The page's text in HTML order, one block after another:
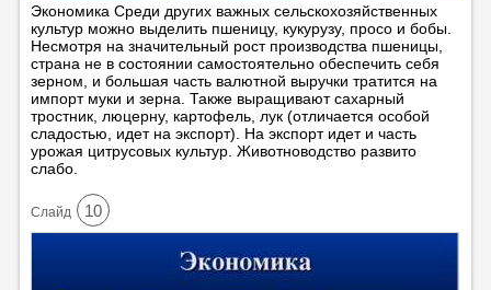
Экономика Среди других важных сельскохозяйственных
культур можно выделить пшеницу, кукурузу, просо и бобы.
Несмотря на значительный рост производства пшеницы,
страна не в состоянии самостоятельно обеспечить себя
зерном, и большая часть валютной выручки тратится на
импорт муки и зерна. Также выращивают сахарный
тростник, люцерну, картофель, лук (отличается особой
сладостью, идет на экспорт). На экспорт идет и часть
урожая цитрусовых культур. Животноводство развито
слабо.
Cлайд 10